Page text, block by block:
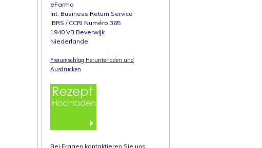
eFarma
Int. Business Return Service
IBRS / CCRI Numéro 365
1940 VB Beverwijk
Niederlande
Freiumschlag Herunterladen und
Ausdrucken
Bei Fragen kontaktieren Sie uns